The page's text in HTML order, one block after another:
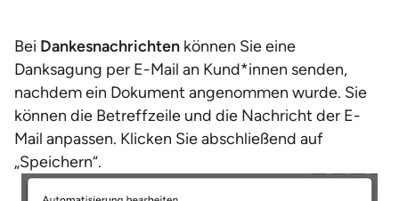
Bei Dankesnachrichten können Sie eine
Danksagung per E-Mail an Kund*innen senden,
nachdem ein Dokument angenommen wurde. Sie
können die Betreffzeile und die Nachricht der E-
Mail anpassen. Klicken Sie abschließend auf
„Speichern“.